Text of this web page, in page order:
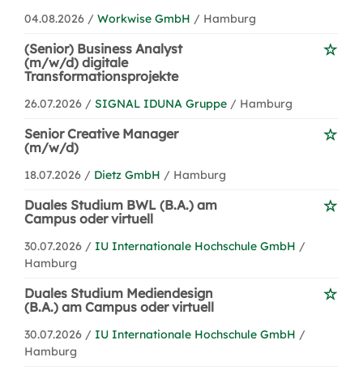
04.08.2026 / Workwise GmbH / Hamburg
(Senior) Business Analyst
(m/w/d) digitale
Transformationsprojekte
26.07.2026 / SIGNAL IDUNA Gruppe / Hamburg
Senior Creative Manager
(m/w/d)
18.07.2026 / Dietz GmbH / Hamburg
Duales Studium BWL (B.A.) am
Campus oder virtuell
30.07.2026 / IU Internationale Hochschule GmbH /
Hamburg
Duales Studium Mediendesign
(B.A.) am Campus oder virtuell
30.07.2026 / IU Internationale Hochschule GmbH /
Hamburg